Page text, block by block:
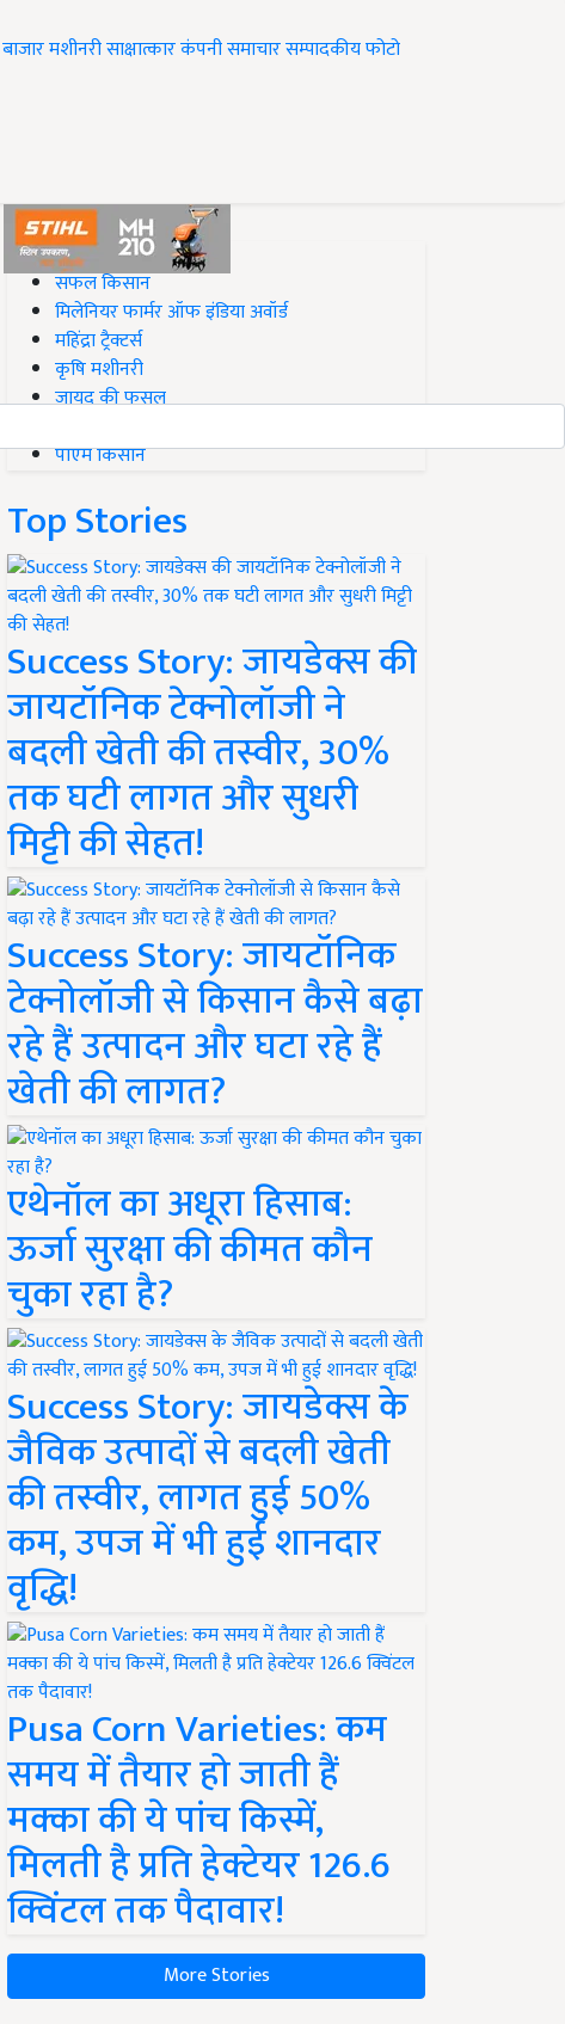
बाजारमशीनरीसाक्षात्कारकंपनी समाचारसम्पादकीयफोटो
#Top on Krishi Jagran
सफल किसान
मिलेनियर फार्मर ऑफ इंडिया अवॉर्ड
महिंद्रा ट्रैक्टर्स
कृषि मशीनरी
जायद की फसल
पीएम किसान
Top Stories
Success Story: जायडेक्स की
जायटॉनिक टेक्नोलॉजी ने
बदली खेती की तस्वीर, 30%
तक घटी लागत और सुधरी
मिट्टी की सेहत!
Success Story: जायटॉनिक
टेक्नोलॉजी से किसान कैसे बढ़ा
रहे हैं उत्पादन और घटा रहे हैं
खेती की लागत?
एथेनॉल का अधूरा हिसाब:
ऊर्जा सुरक्षा की कीमत कौन
चुका रहा है?
Success Story: जायडेक्स के
जैविक उत्पादों से बदली खेती
की तस्वीर, लागत हुई 50%
कम, उपज में भी हुई शानदार
वृद्धि!
Pusa Corn Varieties: कम
समय में तैयार हो जाती हैं
मक्का की ये पांच किस्में,
मिलती है प्रति हेक्टेयर 126.6
क्विंटल तक पैदावार!
More Stories